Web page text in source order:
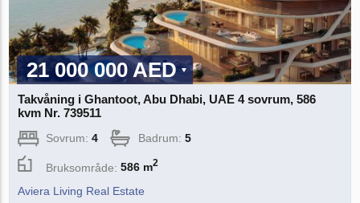
21 000 000 AED
Takvåning i Ghantoot, Abu Dhabi, UAE 4 sovrum, 586
kvm Nr. 739511
Sovrum:4 Badrum:5
Bruksområde:586 m2
Aviera Living Real Estate